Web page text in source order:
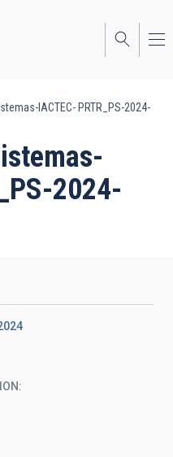
IACTEC- PRTR_PS-2024-
2024-